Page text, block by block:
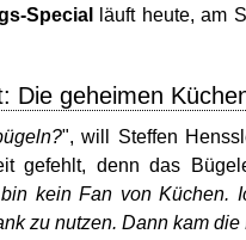
Special
läuft heute, am
Die geheimen
", will Steffen
gefehlt, denn das
kein Fan von Küchen.
zu nutzen. Dann kam